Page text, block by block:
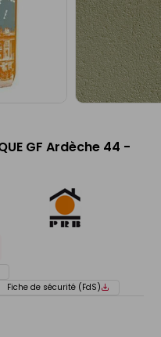
GF Ardèche 44 -
Fiche de sécurité (FdS)